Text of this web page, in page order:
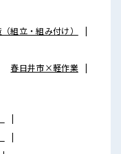
組立・組み付け）
春日井市×軽作業